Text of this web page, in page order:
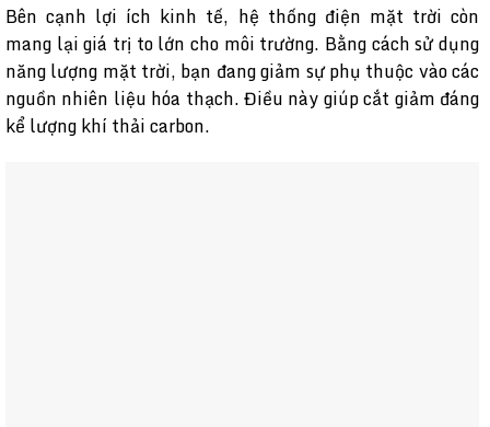
Bên cạnh lợi ích kinh tế, hệ thống điện mặt trời còn
mang lại giá trị to lớn cho môi trường. Bằng cách sử dụng
năng lượng mặt trời, bạn đang giảm sự phụ thuộc vào các
nguồn nhiên liệu hóa thạch. Điều này giúp cắt giảm đáng
kể lượng khí thải carbon.